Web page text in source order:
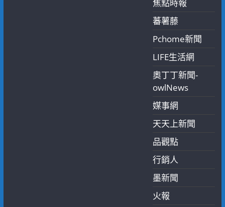
焦點時報
蕃薯藤
Pchome新聞
LIFE生活網
奧丁丁新聞-
owlNews
媒事網
天天上新聞
品觀點
行銷人
墨新聞
火報